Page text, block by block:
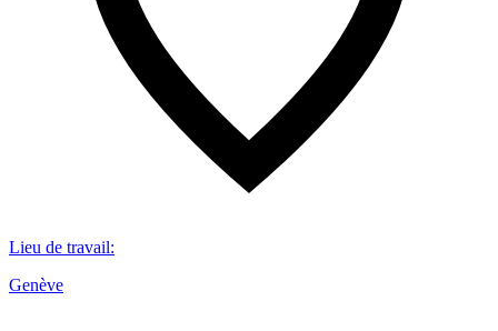
Lieu de travail:
Genève